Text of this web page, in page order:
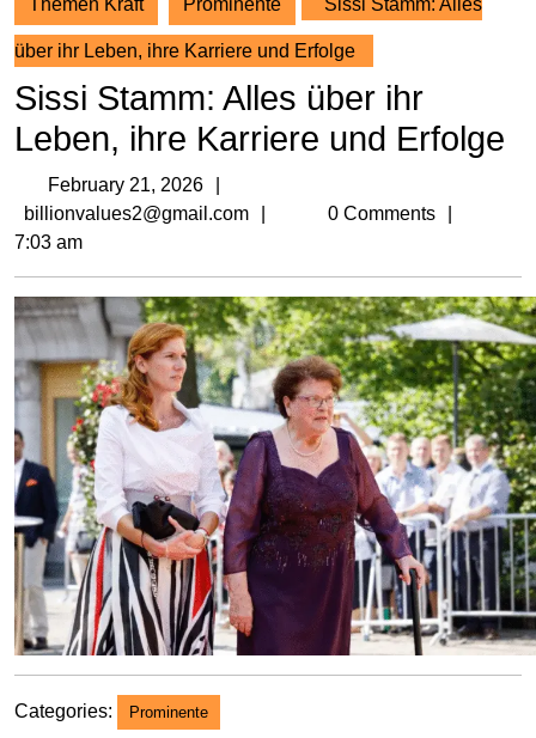
Themen Kraft Prominente Sissi Stamm: Alles
über ihr Leben, ihre Karriere und Erfolge
Sissi Stamm: Alles über ihr
Leben, ihre Karriere und Erfolge
February 21, 2026
21,
billionvalues2@gmail.com billionvalues2@gmail.com
0 Comments
7:03 am
Categories: Prominente